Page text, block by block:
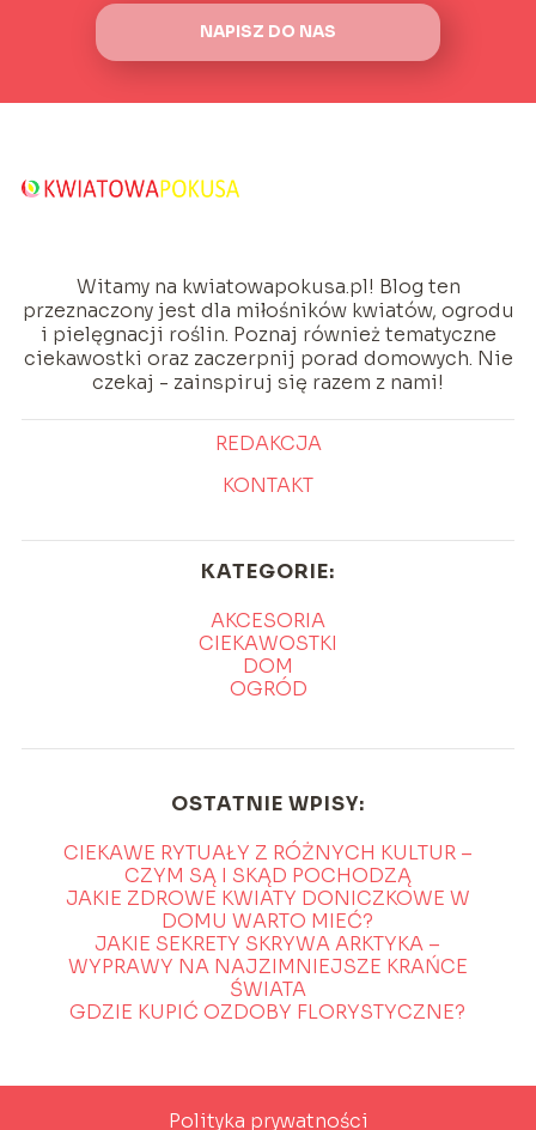
NAPISZ DO NAS
Witamy na kwiatowapokusa.pl! Blog ten
przeznaczony jest dla miłośników kwiatów, ogrodu
i pielęgnacji roślin. Poznaj również tematyczne
ciekawostki oraz zaczerpnij porad domowych. Nie
czekaj - zainspiruj się razem z nami!
REDAKCJA
KONTAKT
KATEGORIE:
AKCESORIA
CIEKAWOSTKI
DOM
OGRÓD
OSTATNIE WPISY:
CIEKAWE RYTUAŁY Z RÓŻNYCH KULTUR –
CZYM SĄ I SKĄD POCHODZĄ
JAKIE ZDROWE KWIATY DONICZKOWE W
DOMU WARTO MIEĆ?
JAKIE SEKRETY SKRYWA ARKTYKA –
WYPRAWY NA NAJZIMNIEJSZE KRAŃCE
ŚWIATA
GDZIE KUPIĆ OZDOBY FLORYSTYCZNE?
Polityka prywatności